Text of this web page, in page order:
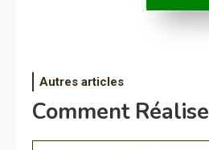
Autres articles
Comment